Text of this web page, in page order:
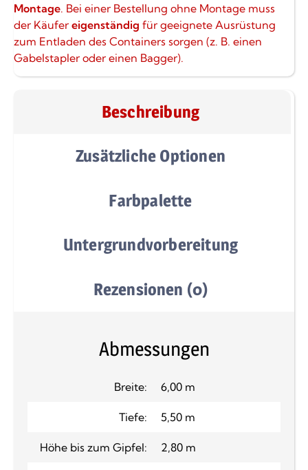
Montage. Bei einer Bestellung ohne Montage muss
der Käufer eigenständig für geeignete Ausrüstung
zum Entladen des Containers sorgen (z. B. einen
Gabelstapler oder einen Bagger).
Beschreibung
Zusätzliche Optionen
Farbpalette
Untergrundvorbereitung
Rezensionen (0)
Abmessungen
Breite: 6,00 m
Tiefe: 5,50 m
Höhe bis zum Gipfel: 2,80 m